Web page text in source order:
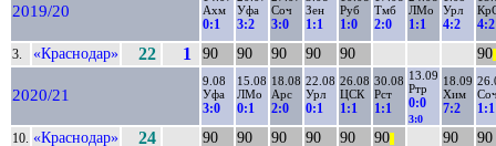
2019/20
Ахм
0:1
Уфа
3:2
Соч
3:0
Зен
1:1
Руб
1:0
Тмб
2:0
ЛМо
1:1
Урл
4:2 4:2
3. «Краснодар» 22 1 90 90 90 90 90 90
2020/21
9.08
Уфа
3:0
15.08
ЛМо
0:1
18.08
Арс
2:0
22.08
Урл
0:1
26.08
ЦСК
1:1
30.08
Рст
1:1
13.09
Ртр
0:0
3:0
18.09
Хим
7:2 1:1
10. «Краснодар» 24 90 90 90 90 90 90 90 90